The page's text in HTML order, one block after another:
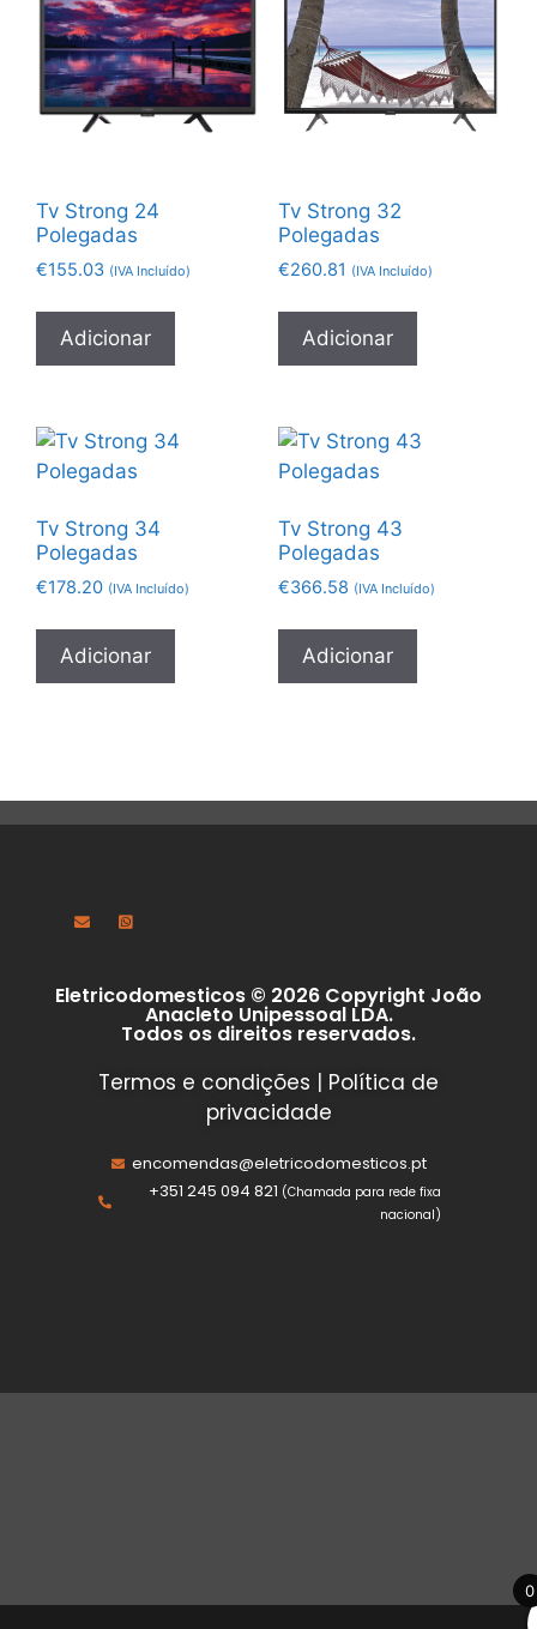
Tv Strong 24
Polegadas
€155.03 (IVA Incluído)
Adicionar
Tv Strong 32
Polegadas
€260.81 (IVA Incluído)
Adicionar
Tv Strong 34
Polegadas
€178.20 (IVA Incluído)
Adicionar
Tv Strong 43
Polegadas
€366.58 (IVA Incluído)
Adicionar
Eletricodomesticos © 2026 Copyright João
Anacleto Unipessoal LDA.
Todos os direitos reservados.
Termos e condições | Política de
privacidade
encomendas@eletricodomesticos.pt
+351 245 094 821 (Chamada para rede fixa
nacional)
0